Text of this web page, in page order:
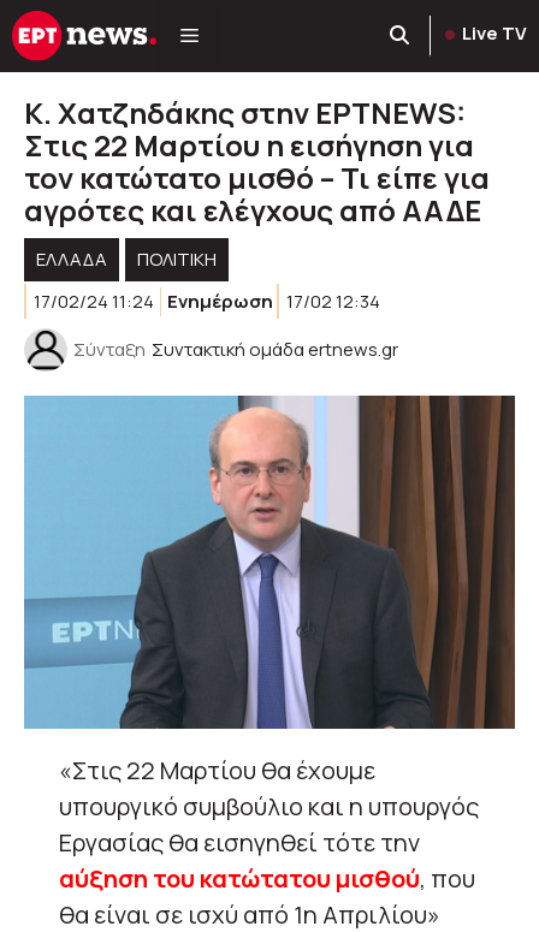
Μετάβαση
σε
Live TV
Κ. Χατζηδάκης στην ΕΡΤΝΕWS:
Στις 22 Μαρτίου η εισήγηση για
τον κατώτατο μισθό – Τι είπε για
αγρότες και ελέγχους από ΑΑΔΕ
ΕΛΛΑΔΑ
ΠΟΛΙΤΙΚΉ
17/02/24 11:24
Ενημέρωση 17/02 12:34
Σύνταξη Συντακτική ομάδα ertnews.gr
«Στις 22 Μαρτίου θα έχουμε
υπουργικό συμβούλιο και η υπουργός
Εργασίας θα εισηγηθεί τότε την
αύξηση του κατώτατου μισθού, που
θα είναι σε ισχύ από 1η Απριλίου»